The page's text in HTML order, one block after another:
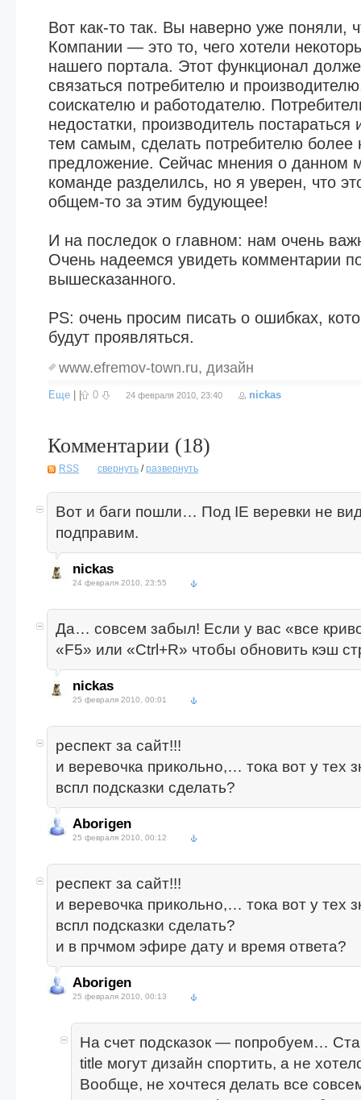
Вот как-то так. Вы наверно уже поняли,
Компании — это то, чего хотели
нашего портала. Этот функционал
связаться потребителю и
соискателю и работодателю.
недостатки, производитель постараться
тем самым, сделать потребителю более
предложение. Сейчас мнения о данном
команде разделилсь, но я уверен, что
общем-то за этим будующее!
И на последок о главном: нам очень
Очень надеемся увидеть комментарии
вышесказанного.
PS: очень просим писать о ошибках,
будут проявляться.
www.efremov-town.ru, дизайн
Еще 0 24 февраля 2010, 23:40 nickas
Комментарии (18)
RSS свернуть /развернуть
Вот и баги пошли… Под IE веревки не
подправим.
nickas
24 февраля 2010, 23:55
Да… совсем забыл! Если у вас «все
«F5» или «Ctrl+R» чтобы обновить кэш
nickas
25 февраля 2010, 00:01
респект за сайт!!!
и веревочка прикольно,… тока вот у тех
вспл подсказки сделать?
Aborigen
25 февраля 2010, 00:12
респект за сайт!!!
и веревочка прикольно,… тока вот у тех
вспл подсказки сделать?
и в прчмом эфире дату и время ответа?
Aborigen
25 февраля 2010, 00:13
На счет подсказок — попробуем…
title могут дизайн спортить, а не
Вообще, не хочтеся делать все